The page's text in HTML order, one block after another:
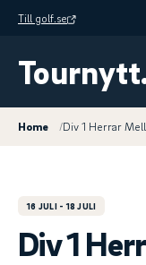
Till golf.se
Home /Div 1 Herrar
16 JULI - 18 JULI
Div 1